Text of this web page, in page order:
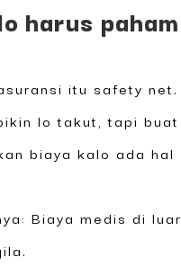
harus paham
itu safety net.
lo takut, tapi buat
biaya kalo ada hal
Biaya medis di luar